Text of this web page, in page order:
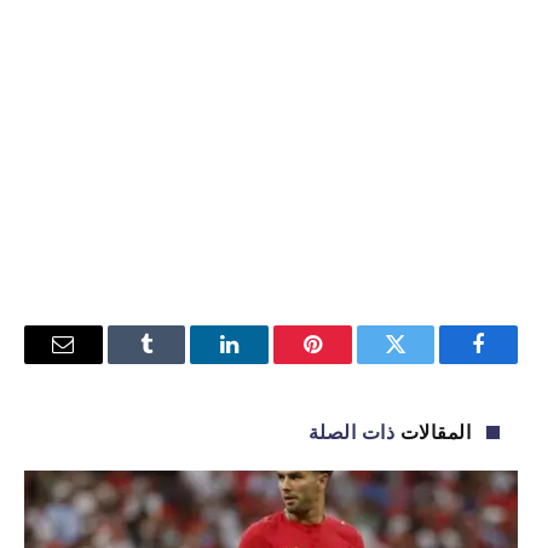
فيسبوك تويتر بينتيريستلينكدإن Tumblr
البريد
المقالات ذات الصلة